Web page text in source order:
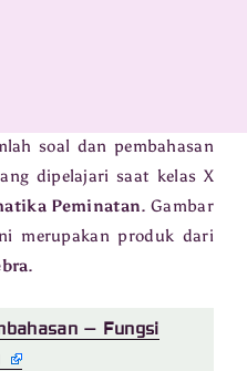
soal dan pembahasan
dipelajari saat kelas X
Peminatan. Gambar
merupakan produk dari
.
– Fungsi